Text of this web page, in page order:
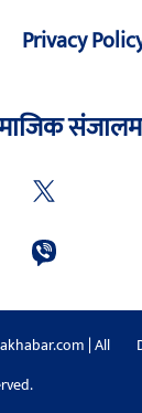
Privacy
| All